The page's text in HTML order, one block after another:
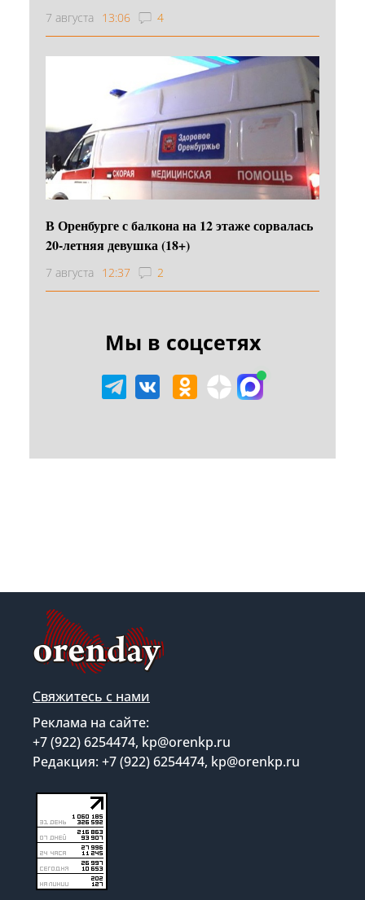
7 августа 13:06 4
В Оренбурге с балкона на 12 этаже сорвалась
20-летняя девушка (18+)
7 августа 12:37 2
Мы в соцсетях
Свяжитесь с нами
Реклама на сайте:
+7 (922) 6254474, kp@orenkp.ru
Редакция: +7 (922) 6254474, kp@orenkp.ru